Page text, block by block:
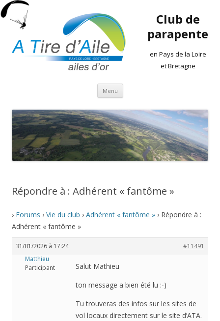
Club de
parapente
en Pays de la Loire
et Bretagne
Menu Aller
contenu
Répondre à : Adhérent « fantôme »
› Forums › Vie du club › Adhérent « fantôme » › Répondre à :
Adhérent « fantôme »
31/01/2026 à 17:24
#11491
Matthieu
Participant
Salut Mathieu
ton message a bien été lu :-)
Tu trouveras des infos sur les sites de
vol locaux directement sur le site d’ATA.